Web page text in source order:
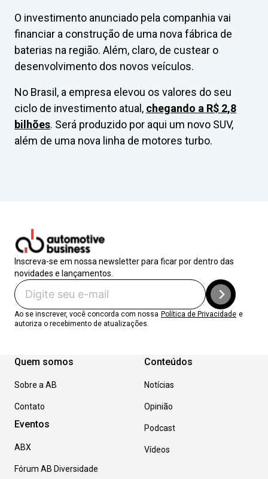
O investimento anunciado pela companhia vai
financiar a construção de uma nova fábrica de
baterias na região. Além, claro, de custear o
desenvolvimento dos novos veículos.
No Brasil, a empresa elevou os valores do seu
ciclo de investimento atual, chegando a R$ 2,8
bilhões. Será produzido por aqui um novo SUV,
além de uma nova linha de motores turbo.
Inscreva-se em nossa newsletter para ficar por dentro das
novidades e lançamentos.
Ao se inscrever, você concorda com nossa Política de Privacidade e
autoriza o recebimento de atualizações.
Quem somos
Sobre a AB
Contato
Eventos
ABX
Fórum AB Diversidade
Conteúdos
Notícias
Opinião
Podcast
Vídeos